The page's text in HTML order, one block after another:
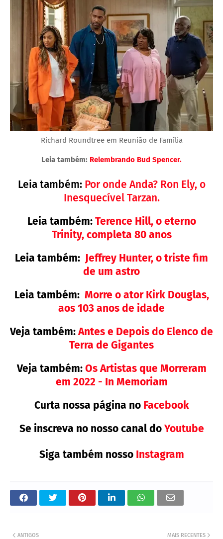
Richard Roundtree em Reunião de Família
Leia também: Relembrando Bud Spencer.
Leia também: Por onde Anda? Ron Ely, o
Inesquecível Tarzan.
Leia também:Terence Hill, o eterno
Trinity, completa 80 anos
Leia também: Jeffrey Hunter, o triste fim
de um astro
Leia também: Morre o ator Kirk Douglas,
aos 103 anos de idade
Veja também:Antes e Depois do Elenco de
Terra de Gigantes
Veja também:Os Artistas que Morreram
em 2022 - In Memoriam
Curta nossa página no Facebook
Se inscreva no nosso canal doYoutube
Siga também nosso Instagram
MAIS RECENTES
ANTIGOS